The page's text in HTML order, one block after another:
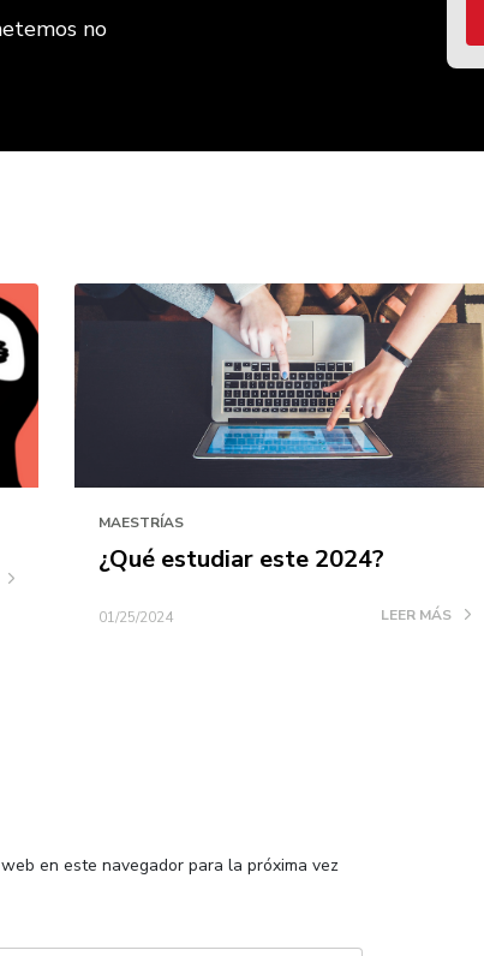
no
MAESTRÍAS
¿Qué estudiar este 2024?
01/25/2024 LEER MÁS
en este navegador para la próxima vez